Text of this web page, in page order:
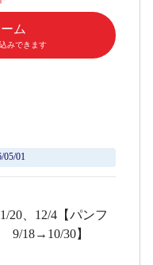
ム
みできます
05/01
20、12/4【パンフ
9/18→10/30】